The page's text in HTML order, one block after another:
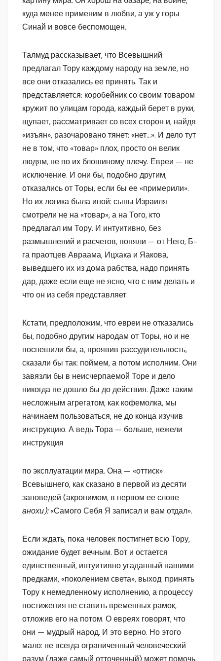
куда менее применим в любви, а уж у горы
Синай и вовсе беспомощен.
Талмуд рассказывает, что Всевышний
предлагал Тору каждому народу на земле, но
все они отказались ее принять. Так и
представляется: коробейник со своим товаром
кружит по улицам города, каждый берет в руки,
щупает, рассматривает со всех сторон и, найдя
«изъян», разочаровано тянет: «нет…». И дело тут
не в том, что «товар» плох, просто он велик
людям, не по их блошиному плечу. Евреи — не
исключение. И они бы, подобно другим,
отказались от Торы, если бы ее «примерили».
Но их логика была иной: сыны Израиля
смотрели не на «товар», а на Того, кто
предлагал им Тору. И интуитивно, без
размышлений и расчетов, поняли — от Него, Б-
га праотцев Авраама, Ицхака и Яакова,
выведшего их из дома рабства, надо принять
дар, даже если еще не ясно, что с ним делать и
что он из себя представляет.
Кстати, предположим, что евреи не отказались
бы, подобно другим народам от Торы, но и не
поспешили бы, а, проявив рассудительность,
сказали бы так: поймем, а потом исполним. Они
завязли бы в неисчерпаемой Торе и дело
никогда не дошло бы до действия. Даже таким
несложным агрегатом, как кофемолка, мы
начинаем пользоваться, не до конца изучив
инструкцию. А ведь Тора — больше, нежели
инструкция
по эксплуатации мира. Она — «оттиск»
Всевышнего, как сказано в первой из десяти
заповедей (акронимом, в первом ее слове
анохи):«Самого Себя Я записал и вам отдал».
Если ждать, пока человек постигнет всю Тору,
ожидание будет вечным. Вот и остается
единственный, интуитивно угаданный нашими
предками, «поколением света», выход: принять
Тору к немедленному исполнению, а процессу
постижения не ставить временных рамок,
отложив его на потом. О евреях говорят, что
они — мудрый народ. И это верно. Но этого
мало: не всегда ограниченный человеческий
разум (даже самый отточенный) может помочь.